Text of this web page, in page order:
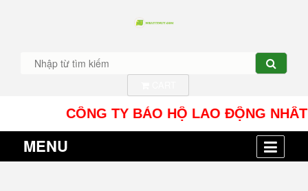
CÔNG TY BẢO HỘ LAO ĐỘNG
MENU